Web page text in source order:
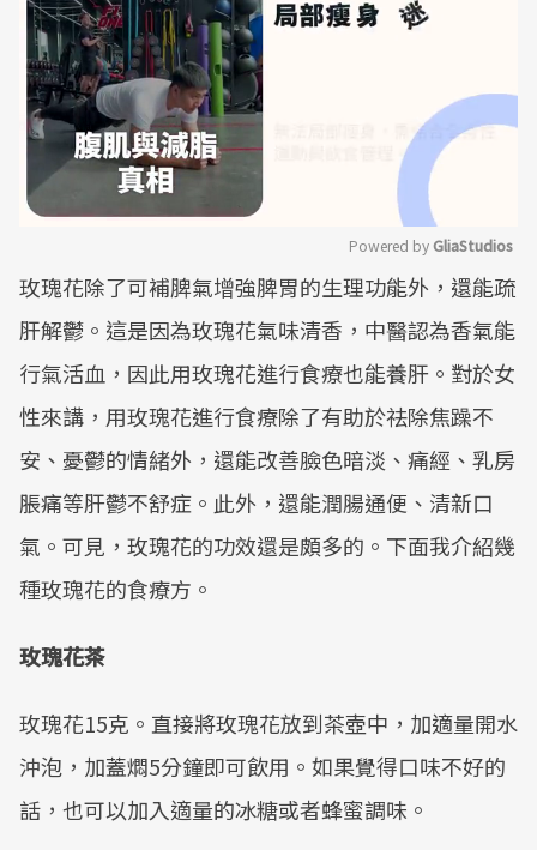
Mute
Powered by GliaStudios
玫瑰花除了可補脾氣增強脾胃的生理功能外，還能疏
肝解鬱。這是因為玫瑰花氣味清香，中醫認為香氣能
行氣活血，因此用玫瑰花進行食療也能養肝。對於女
性來講，用玫瑰花進行食療除了有助於祛除焦躁不
安、憂鬱的情緒外，還能改善臉色暗淡、痛經、乳房
脹痛等肝鬱不舒症。此外，還能潤腸通便、清新口
氣。可見，玫瑰花的功效還是頗多的。下面我介紹幾
種玫瑰花的食療方。
玫瑰花茶
玫瑰花15克。直接將玫瑰花放到茶壺中，加適量開水
沖泡，加蓋燜5分鐘即可飲用。如果覺得口味不好的
話，也可以加入適量的冰糖或者蜂蜜調味。